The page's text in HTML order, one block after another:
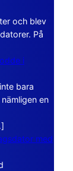
och blev
På
i
bara
en
med